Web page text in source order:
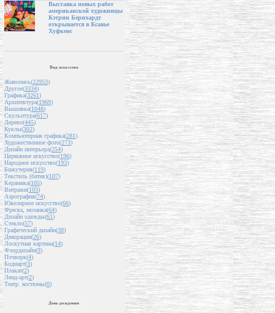
Выставка новых работ
американской художницы
Кэтрин Бернхардт
открывается в Ксавье
Хуфкенс
Вид искусства
Живопись(22953)
Другое(3334)
Графика(3261)
Архитектура(1969)
Вышивка(1048)
Скульптура(617)
Дерево(445)
Куклы(302)
Компьютерная графика(281)
Художественное фото(273)
Дизайн интерьера(254)
Церковное искусство(196)
Народное искусство(193)
Бижутерия(119)
Текстиль (батик)(107)
Керамика(105)
Витражи(103)
Аэрография(74)
Ювелирное искусство(66)
Фреска, мозаика(64)
Дизайн одежды(61)
Стекло(57)
Графический дизайн(38)
Декорации(26)
Лоскутная картина(14)
Флордизайн(9)
Пэчворк(4)
Бодиарт(3)
Плакат(2)
Ленд-арт(2)
Театр. костюмы(0)
День рождения